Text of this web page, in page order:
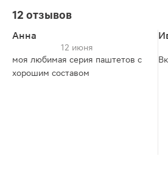
12 отзывов
Анна
12 июня
моя любимая серия паштетов с
хорошим составом